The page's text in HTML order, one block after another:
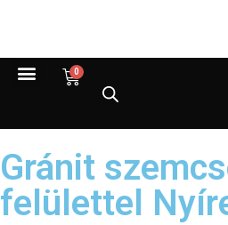
0
Gránit
felülettel